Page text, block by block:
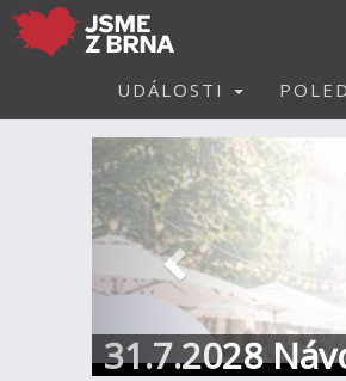
UDÁLOSTI
31.7.2028
Předchozí